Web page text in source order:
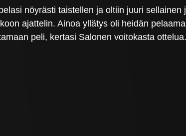
nöyrästi taistellen ja oltiin juuri
ajattelin. Ainoa yllätys oli heidän
peli, kertasi Salonen voitokasta ottelua.